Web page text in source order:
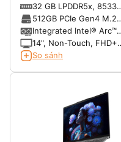
268V, vPro® (48 TOPS
NPU, 8 cores, up to 5.0
GHz)
32 GB LPDDR5x, 8533
MT/s, dual-channel
(onboard)
512GB PCIe Gen4 M.2
SSD
Integrated Intel® Arc™
graphics
14", Non-Touch, FHD+,
Anti-Glare, 300 nits,
So sánh